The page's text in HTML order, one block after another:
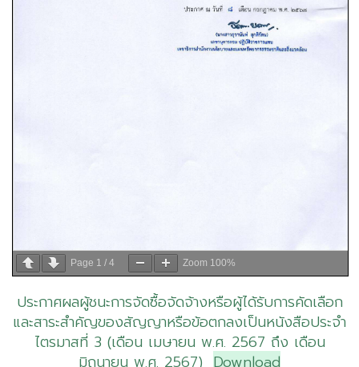
Page 1 / 4 Zoom 100%
ประกาศผลผู้ชนะการจัดซื้อจัดจ้างหรือผู้ได้รับการคัดเลือก
และสาระสำคัญของสัญญาหรือข้อตกลงเป็นหนังสือประจำ
ไตรมาสที่ 3 (เดือน เมษายน พ.ศ. 2567 ถึง เดือน
มิถุนายน พ.ศ. 2567) Download